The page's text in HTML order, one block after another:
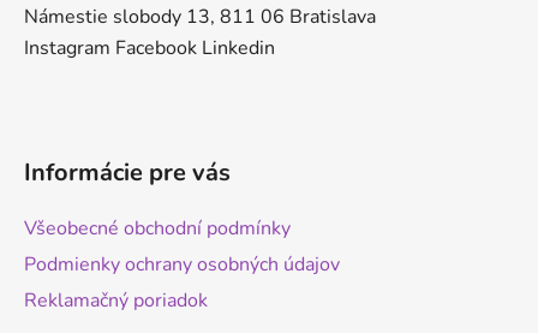
Námestie slobody 13, 811 06 Bratislava
Instagram Facebook Linkedin
Informácie pre vás
Všeobecné obchodní podmínky
Podmienky ochrany osobných údajov
Reklamačný poriadok